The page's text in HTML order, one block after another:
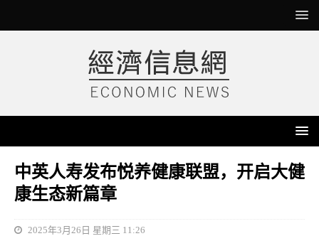
中英人寿发布悦养健康联盟，开启大健
康生态新篇章
2025年3月26日 星期三 11:26